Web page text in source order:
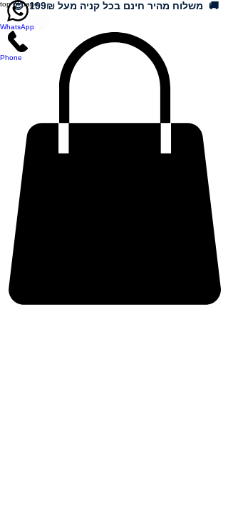
top of page 🚚 משלוח מהיר חינם בכל קניה מעל 199₪ 😍
WhatsApp
Phone